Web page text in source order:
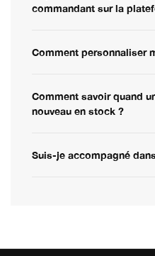
commandant sur la
Comment personnaliser
Comment savoir quand
nouveau en stock ?
Suis-je accompagné